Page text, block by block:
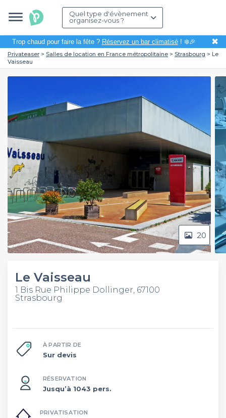
Quel type d'évènement
organisez-vous ?
Trop chaud pour faire la fête ? Réservez un bar climatisé! ❄️🎉 ✖
Privateaser Salles de location en France métropolitaine Strasbourg
Le
Vaisseau
20
Le Vaisseau
1 Bis Rue Philippe Dollinger, 67100
Strasbourg
À PARTIR DE
Sur devis
RÉSERVATION
Jusqu’à 1043 pers.
PRIVATISATION